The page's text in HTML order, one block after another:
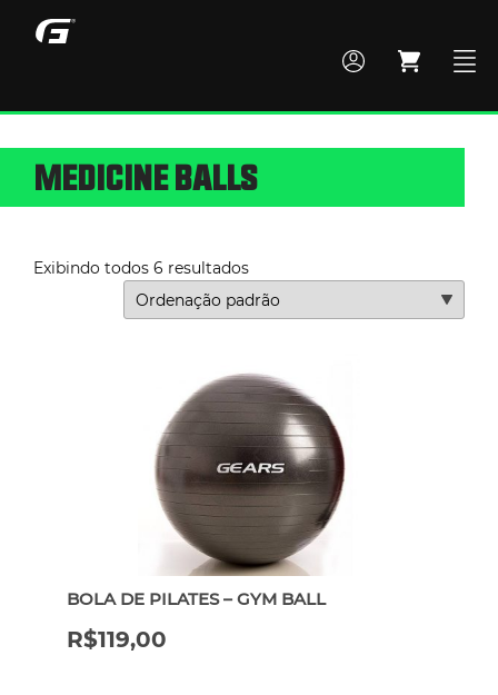
MONTE SEU BOX
TODOS OS PRODUTOS
CROSS TRAINING
HYROX
MEDICINE BALLS
Exibindo todos 6 resultados
BOLA DE PILATES – GYM BALL
R$119,00